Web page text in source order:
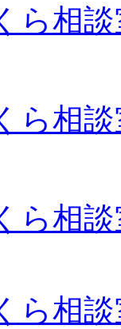
ら相
ら相
ら相
ら相